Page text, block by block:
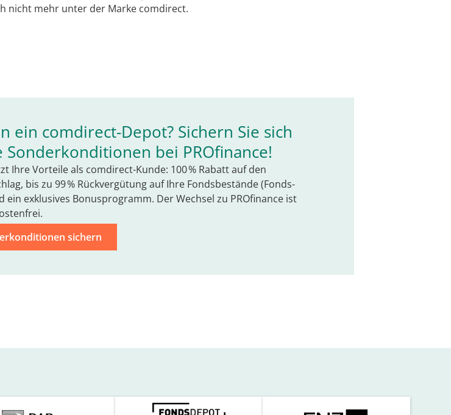
nicht mehr unter der Marke comdirect.
ein comdirect-Depot? Sichern Sie sich
Sonderkonditionen bei PROfinance!
Ihre Vorteile als comdirect-Kunde: 100 % Rabatt auf den
bis zu 99 % Rückvergütung auf Ihre Fondsbestände (Fonds-
ein exklusives Bonusprogramm. Der Wechsel zu PROfinance ist
sichern